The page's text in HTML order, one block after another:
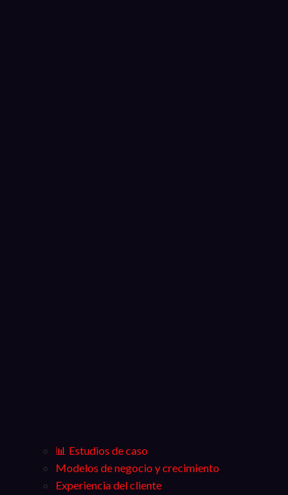
📊 Estudios de caso
Modelos de negocio y crecimiento
Experiencia del cliente